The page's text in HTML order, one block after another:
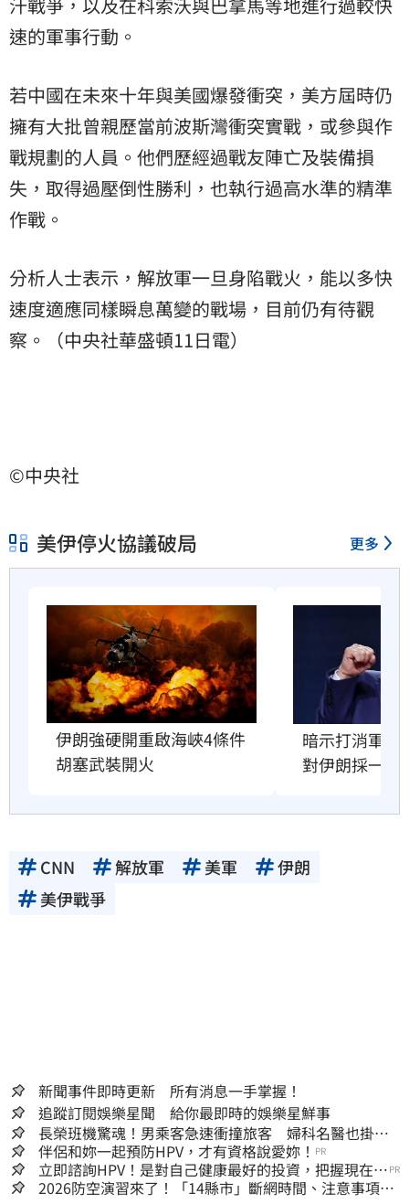
速的軍事行動。
若中國在未來十年與美國爆發衝突，美方屆時仍
擁有大批曾親歷當前波斯灣衝突實戰，或參與作
戰規劃的人員。他們歷經過戰友陣亡及裝備損
失，取得過壓倒性勝利，也執行過高水準的精準
作戰。
分析人士表示，解放軍一旦身陷戰火，能以多快
速度適應同樣瞬息萬變的戰場，目前仍有待觀
察。（中央社華盛頓11日電）
©中央社
美伊停火協議破局 更多
伊朗強硬開重啟海峽4條件
胡塞武裝開火
暗示打消軍事
對伊朗採一策
CNN 解放軍 美軍
伊朗
美伊戰爭
新聞事件即時更新 所有消息一手掌握！
追蹤訂閱娛樂星聞 給你最即時的娛樂星鮮事
長榮班機驚魂！男乘客急速衝撞旅客 婦科名醫也掛
彩：全機卡半小時
伴侶和妳一起預防HPV，才有資格說愛妳！ PR
立即諮詢HPV！是對自己健康最好的投資，把握現在不
嫌晚！
PR
2026防空演習來了！「14縣市」斷網時間、注意事項一